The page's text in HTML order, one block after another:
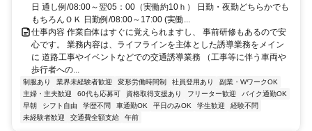
日 通し例/08:00～翌05：00（実働約10ｈ） 日勤・夜勤どちらかでも
もちろんＯＫ 日勤例/08:00～17:00 (実働...
仕事内容 作業自体はすぐに覚えられますし、 事前研修もあるので安
心です。 業務内容は、ライフラインを主体とした誘導業務をメイン
に 道路工事やイベントなどでの交通誘導業務 （工事等に伴う車両や
歩行者への...
制服あり 業界未経験者歓迎 変形労働時間制 社員登用あり
副業・WワークOK
主婦・主夫歓迎
60代も応募可 資格取得支援あり フリーター歓迎
バイク通勤OK
早朝
シフト自由 学歴不問 車通勤OK 平日のみOK 学生歓迎
経験不問
未経験者歓迎
交通費全額支給 午前